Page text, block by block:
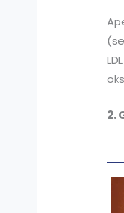
2.